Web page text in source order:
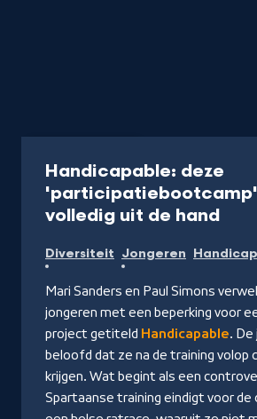
Handicapable: deze
volledig uit de hand-
op
Diversiteit Jongeren Handicap
Mari Sanders en Paul Simons
jongeren met een beperking voor
project getiteld Handicapable.
beloofd dat ze na de training volop
krijgen. Wat begint als een
Spartaanse training eindigt voor de